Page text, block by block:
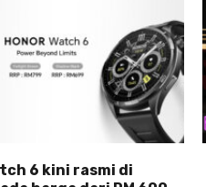
6 kini rasmi di